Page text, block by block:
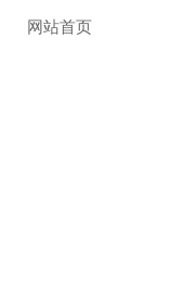
网站首页